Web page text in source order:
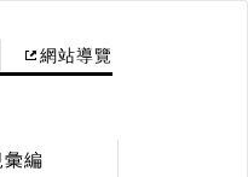
網站導覽
彙編